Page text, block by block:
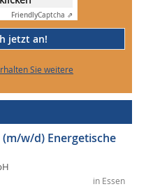
FriendlyCaptcha ⇗
jetzt an!
Sie weitere
w/d) Energetische
in Essen